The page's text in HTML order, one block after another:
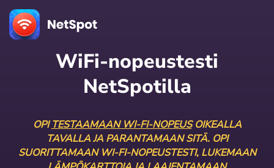
WiFi-nopeustesti
NetSpotilla
OPITESTAAMAAN WI-FI-NOPEUSOIKEALLA
TAVALLA JA PARANTAMAAN SITÄ. OPI
SUORITTAMAAN WI-FI-NOPEUSTESTI, LUKEMAAN